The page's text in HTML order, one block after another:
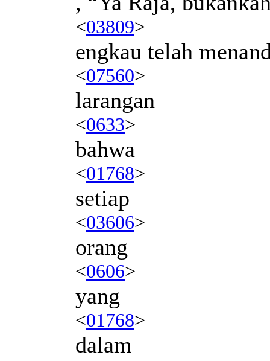
<03809>
engkau telah
<07560>
larangan
<0633>
bahwa
<01768>
setiap
<03606>
orang
<0606>
yang
<01768>
dalam